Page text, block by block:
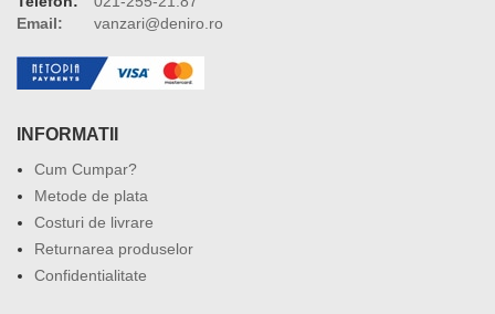
Email:
vanzari@deniro.ro
INFORMATII
Cum Cumpar?
Metode de plata
Costuri de livrare
Returnarea produselor
Confidentialitate